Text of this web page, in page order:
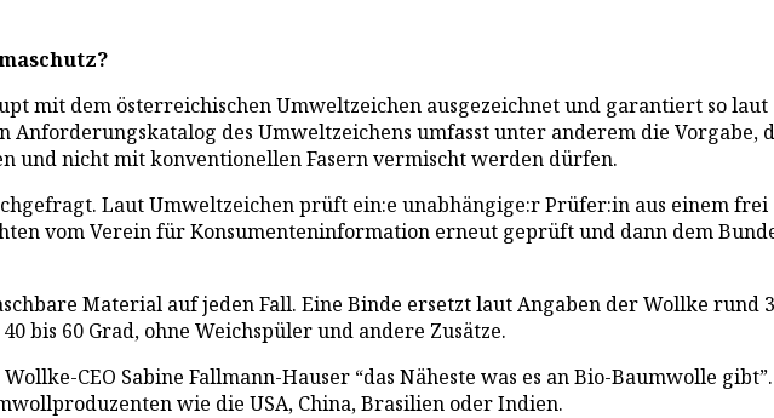
mit dem österreichischen Umweltzeichen ausgezeichnet und garantiert so
Anforderungskatalog des Umweltzeichens umfasst unter anderem die Vorgabe,
und nicht mit konventionellen Fasern vermischt werden dürfen.
Laut Umweltzeichen prüft ein:e unabhängige:r Prüfer:in aus einem
vom Verein für Konsumenteninformation erneut geprüft und dann dem
Material auf jeden Fall. Eine Binde ersetzt laut Angaben der Wollke rund
bis 60 Grad, ohne Weichspüler und andere Zusätze.
CEO Sabine Fallmann-Hauser “das Näheste was es an Bio-Baumwolle
wie die USA, China, Brasilien oder Indien.